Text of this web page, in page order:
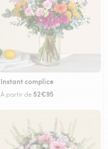
Instant complice
À partir de 52€95